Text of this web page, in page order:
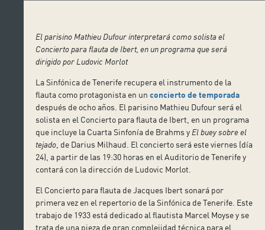
El parisino Mathieu Dufour interpretará como solista el
Concierto para flauta de Ibert, en un programa que será
dirigido por Ludovic Morlot
La Sinfónica de Tenerife recupera el instrumento de la
flauta como protagonista en unconcierto de temporada
después de ocho años. El parisino Mathieu Dufour será el
solista en el Concierto para flauta de Ibert, en un programa
que incluye la Cuarta Sinfonía de Brahms y El buey sobre el
tejado , de Darius Milhaud. El concierto será este viernes (día
24), a partir de las 19:30 horas en el Auditorio de Tenerife y
contará con la dirección de Ludovic Morlot.
El Concierto para flauta de Jacques Ibert sonará por
primera vez en el repertorio de la Sinfónica de Tenerife. Este
trabajo de 1933 está dedicado al flautista Marcel Moyse y se
trata de una pieza de gran complejidad técnica para el